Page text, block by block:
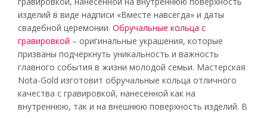
изделий в виде надписи «Вместе навсегда» и даты
свадебной церемонии. Обручальные кольца с
гравировкой – оригинальные украшения, которые
призваны подчеркнуть уникальность и важность
главного события в жизни молодой семьи. Мастерская
Nota-Gold изготовит обручальные кольца отличного
качества с гравировкой, нанесенной как на
внутреннюю, так и на внешнюю поверхность изделий. В